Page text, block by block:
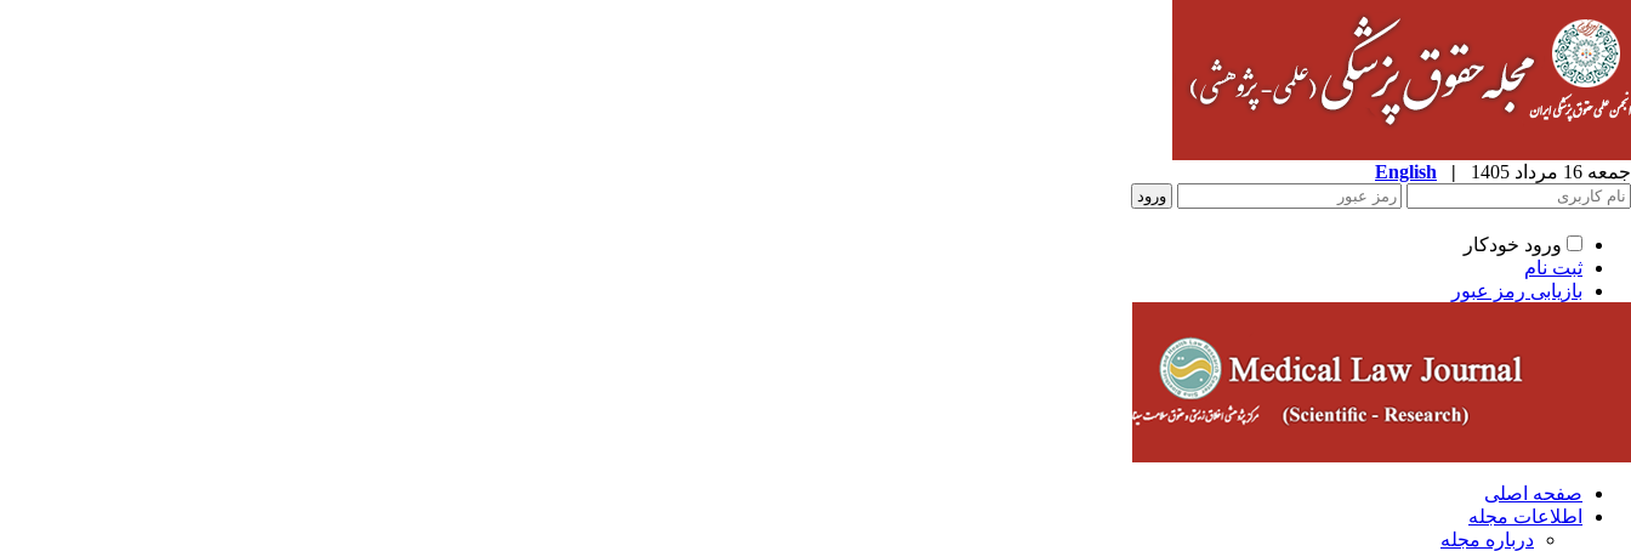
جمعه 16 مرداد 1405 |
English
ورود خودکار
ثبت نام
بازیابی رمز عبور
صفحه اصلی
اطلاعات مجله
درباره مجله